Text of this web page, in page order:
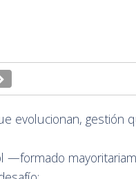
evolucionan, gestión
—formado